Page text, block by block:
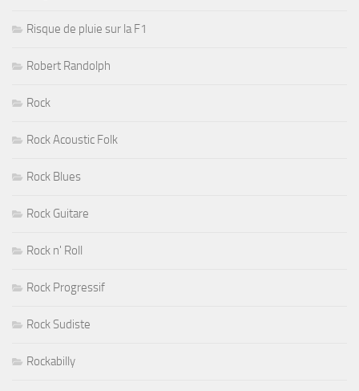
Risque de pluie sur la F1
Robert Randolph
Rock
Rock Acoustic Folk
Rock Blues
Rock Guitare
Rock n' Roll
Rock Progressif
Rock Sudiste
Rockabilly